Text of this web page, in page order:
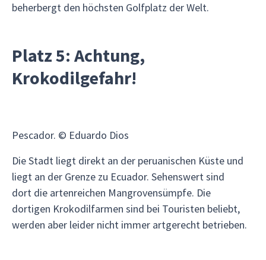
beherbergt den höchsten Golfplatz der Welt.
Platz 5: Achtung,
Krokodilgefahr!
Pescador. © Eduardo Dios
Die Stadt liegt direkt an der peruanischen Küste und
liegt an der Grenze zu Ecuador. Sehenswert sind
dort die artenreichen Mangrovensümpfe. Die
dortigen Krokodilfarmen sind bei Touristen beliebt,
werden aber leider nicht immer artgerecht betrieben.